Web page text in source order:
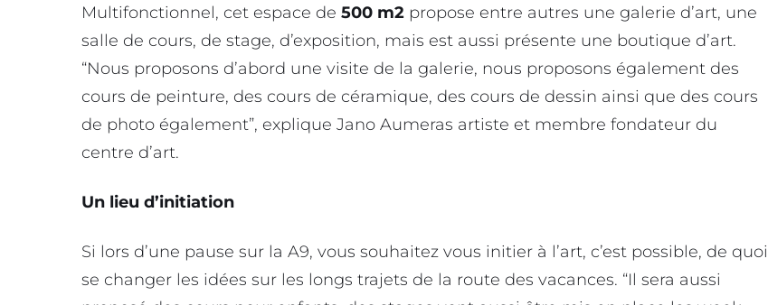
Multifonctionnel, cet espace de 500 m2 propose entre autres une galerie d’art, une
salle de cours, de stage, d’exposition, mais est aussi présente une boutique d’art.
“Nous proposons d’abord une visite de la galerie, nous proposons également des
cours de peinture, des cours de céramique, des cours de dessin ainsi que des cours
de photo également”, explique Jano Aumeras artiste et membre fondateur du
centre d’art.
Un lieu d’initiation
Si lors d’une pause sur la A9, vous souhaitez vous initier à l’art, c’est possible, de quoi
se changer les idées sur les longs trajets de la route des vacances. “Il sera aussi